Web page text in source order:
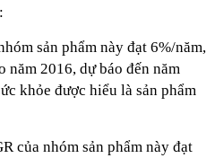
sản phẩm này đạt 6%/năm,
năm 2016, dự báo đến năm
khỏe được hiểu là sản phẩm
của nhóm sản phẩm này đạt